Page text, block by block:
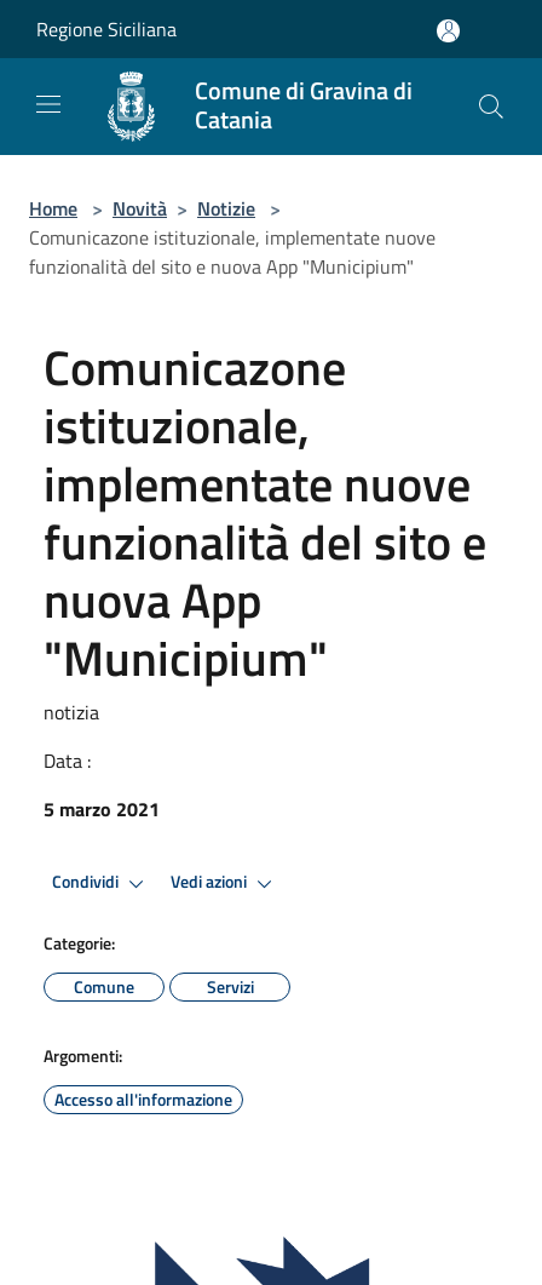
Regione Siciliana
Comune di Gravina di
Catania
Home > Novità > Notizie >
Comunicazone istituzionale, implementate nuove
funzionalità del sito e nuova App "Municipium"
Comunicazone
istituzionale,
implementate nuove
funzionalità del sito e
nuova App
"Municipium"
notizia
Data :
5 marzo 2021
Condividi Vedi azioni
Categorie:
Comune
Servizi
Argomenti:
Accesso all'informazione